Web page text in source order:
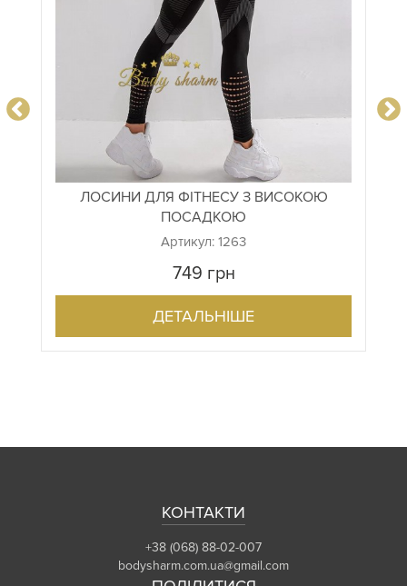
ЛОСИНИ ДЛЯ ФІТНЕСУ З ВИСОКОЮ
ПОСАДКОЮ
Артикул: 1263
749 грн
ДЕТАЛЬНІШЕ
КОНТАКТИ
+38 (068) 88-02-007
bodysharm.com.ua@gmail.com